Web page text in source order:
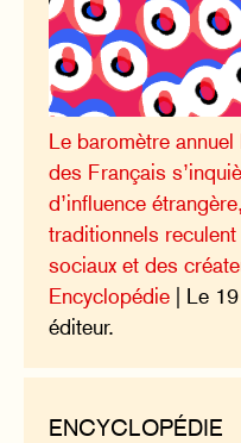
Le baromètre
des Français
d’influence
traditionnels
sociaux et des
Encyclopédie | Le
éditeur.
ENCYCLOPÉDIE